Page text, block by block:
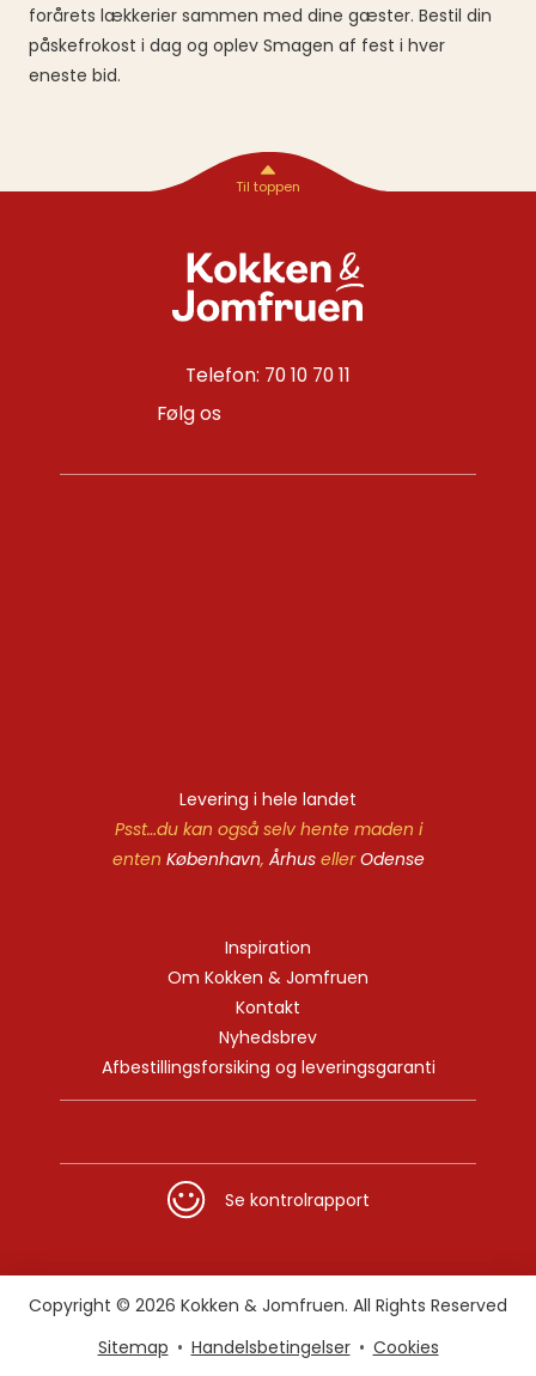
forårets lækkerier sammen med dine gæster. Bestil din
påskefrokost i dag og oplev Smagen af fest i hver
eneste bid.
Telefon: 70 10 70 11
Følg os
Levering i hele landet
Psst…du kan også selv hente maden i
enten København, ÅrhusellerOdense
Inspiration
Om Kokken & Jomfruen
Kontakt
Nyhedsbrev
Afbestillingsforsiking og leveringsgaranti
Se kontrolrapport
Copyright © 2026 Kokken & Jomfruen. All Rights Reserved
Sitemap
Handelsbetingelser Cookies